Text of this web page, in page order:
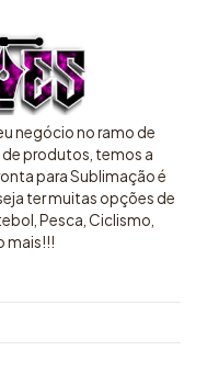
negócio no ramo de
produtos, temos a
para Sublimação é
ter muitas opções de
Pesca, Ciclismo,
mais!!!